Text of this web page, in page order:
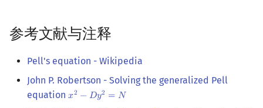
参考文献与注释
Pell's equation - Wikipedia
John P. Robertson - Solving the generalized Pell
equation 𝑥2 − 𝐷𝑦2 = 𝑁
x2 −D y2=N